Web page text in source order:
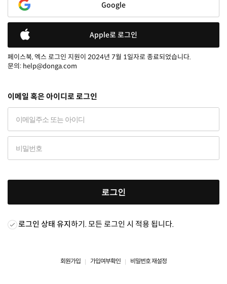
Google
Apple로 로그인
페이스북, 엑스 로그인 지원이 2024년 7월 1일자로 종료되었습니다.
문의: help@donga.com
이메일 혹은 아이디로 로그인
로그인
로그인 상태 유지하기. 모든 로그인 시 적용 됩니다.
회원가입 가입여부확인 비밀번호 재설정